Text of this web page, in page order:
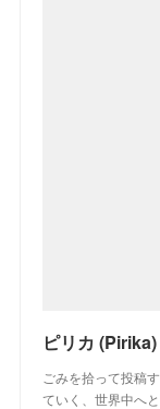
ピリカ (Pirika)
ごみを拾って投稿
ていく、世界中へ